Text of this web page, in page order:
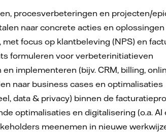
procesverbeteringen en projecten/
naar concrete acties en oplossingen
focus op klantbeleving (NPS) en
formuleren voor verbeterinitiatieven
implementeren (bijv. CRM, billing,
naar business cases en optimalisaties
data & privacy) binnen de
optimalisaties en digitalisering (o.a. AI
meenemen in nieuwe